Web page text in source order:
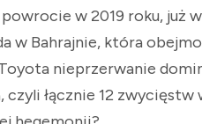
powrocie w 2019 roku,
w Bahrajnie, która
nieprzerwanie
czyli łącznie 12